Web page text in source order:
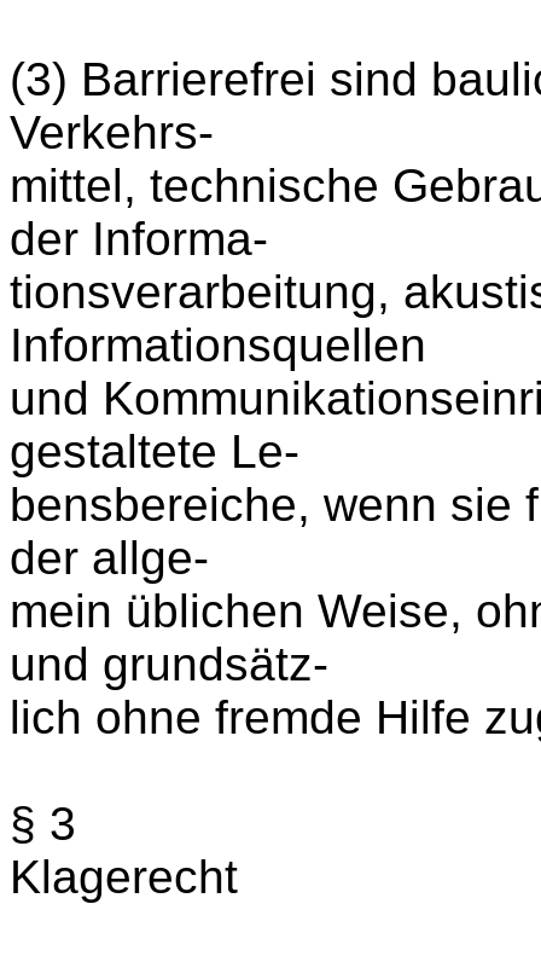
(3) Barrierefrei sind
Verkehrs-
mittel, technische
der Informa-
tionsverarbeitung,
Informationsquellen
und
gestaltete Le-
bensbereiche, wenn sie
der allge-
mein üblichen Weise,
und grundsätz-
lich ohne fremde Hilfe
§ 3
Klagerecht